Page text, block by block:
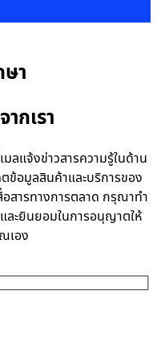
า
กเรา
ลแจ้งข่าวสารความรู้ในด้าน
ข้อมูลสินค้าและบริการของ
สารทางการตลาด กรุณาทำ
ละยินยอมในการอนุญาตให้
เอง